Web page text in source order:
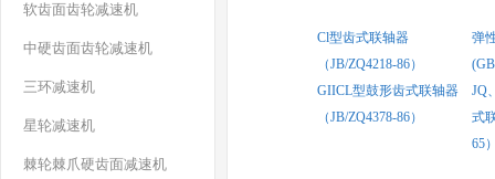
软齿面齿轮减速机
中硬齿面齿轮减速机
三环减速机
星轮减速机
棘轮棘爪硬齿面减速机
Cl型齿式联轴器
（JB/ZQ4218-86）
弹
GIICL型鼓形齿式联轴器
（JB/ZQ4378-86）
JQ
式
65